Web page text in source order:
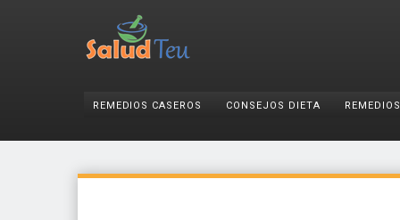
REMEDIOS CASEROS CONSEJOS DIETA